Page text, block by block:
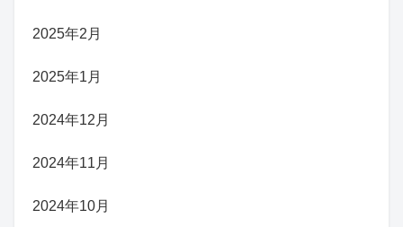
2025年2月
2025年1月
2024年12月
2024年11月
2024年10月